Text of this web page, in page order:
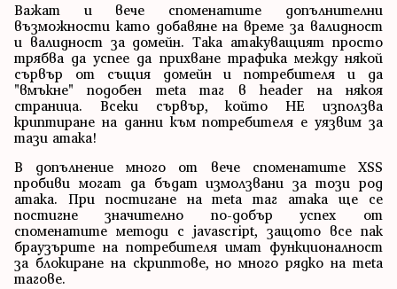
Важат и вече споменатите допълнителни
възможности като добавяне на време за валидност
и валидност за домейн. Така атакуващият просто
трябва да успее да прихване трафика между някой
сървър от същия домейн и потребителя и да
"вмъкне" подобен meta таг в header на някоя
страница. Всеки сървър, който НЕ използва
криптиране на данни към потребителя е уязвим за
тази атака!
В допълнение много от вече споменатите XSS
пробиви могат да бъдат измолзвани за този род
атака. При постигане на meta таг атака ще се
постигне значително по-добър успех от
споменатите методи с javascript, защото все пак
браузърите на потребителя имат функционалност
за блокиране на скриптове, но много рядко на meta
тагове.